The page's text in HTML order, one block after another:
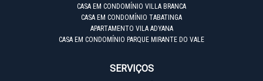
CASA EM CONDOMÍNIO VILLA BRANCA
CASA EM CONDOMÍNIO TABATINGA
APARTAMENTO VILA ADYANA
CASA EM CONDOMÍNIO PARQUE MIRANTE DO VALE
SERVIÇOS